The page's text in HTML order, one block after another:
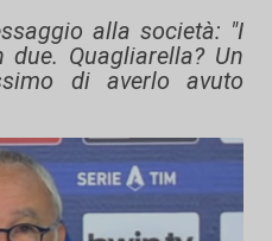
alla società: "I
Quagliarella? Un
di averlo avuto